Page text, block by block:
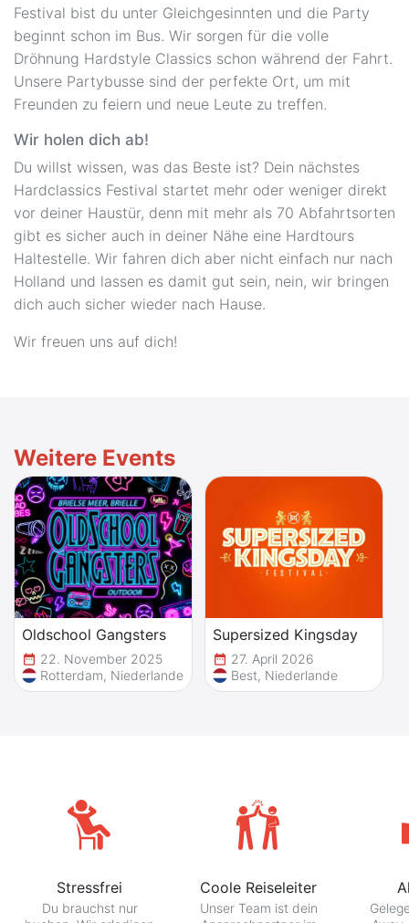
Festival bist du unter Gleichgesinnten und die Party
beginnt schon im Bus. Wir sorgen für die volle
Dröhnung Hardstyle Classics schon während der Fahrt.
Unsere Partybusse sind der perfekte Ort, um mit
Freunden zu feiern und neue Leute zu treffen.
Wir holen dich ab!
Du willst wissen, was das Beste ist? Dein nächstes
Hardclassics Festival startet mehr oder weniger direkt
vor deiner Haustür, denn mit mehr als 70 Abfahrtsorten
gibt es sicher auch in deiner Nähe eine Hardtours
Haltestelle. Wir fahren dich aber nicht einfach nur nach
Holland und lassen es damit gut sein, nein, wir bringen
dich auch sicher wieder nach Hause.
Wir freuen uns auf dich!
Weitere Events
Oldschool Gangsters
date_range 22. November 2025
Rotterdam, Niederlande
Supersized Kingsday
date_range 27. April 2026
Best, Niederlande
Stressfrei
Du brauchst nur
Coole Reiseleiter
Unser Team ist dein